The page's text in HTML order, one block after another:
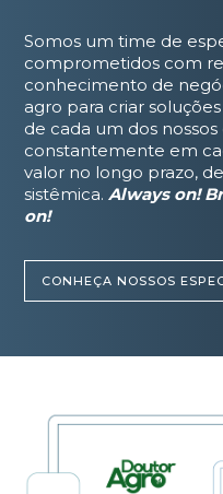
Somos um time de
comprometidos com
conhecimento de
agro para criar
de cada um dos
constantemente em
valor no longo prazo,
sistêmica.Always on!
on!
CONHEÇA NOSSOS